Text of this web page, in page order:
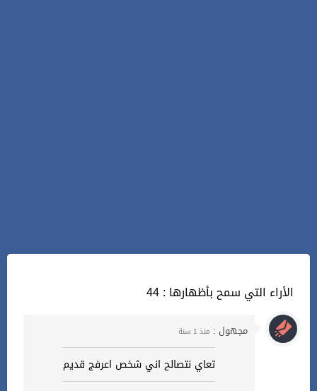
44 : الأراء التي سمح بأظهارها
مجهول : منذ 1 سنة
تعاي نتصالح اني شخص اعرفج قديم